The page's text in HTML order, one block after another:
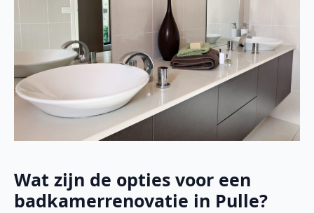
Wat zijn de opties voor een
badkamerrenovatie in Pulle?